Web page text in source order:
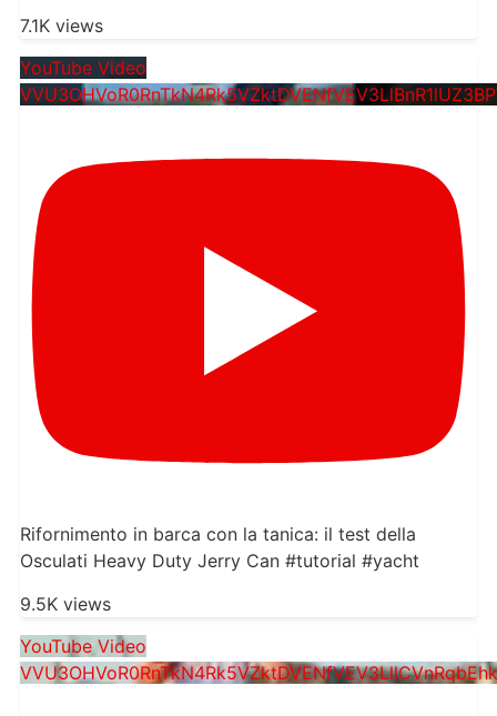
7.1K views
YouTube Video
Rifornimento in barca con la tanica: il test della
Osculati Heavy Duty Jerry Can #tutorial #yacht
9.5K views
YouTube Video